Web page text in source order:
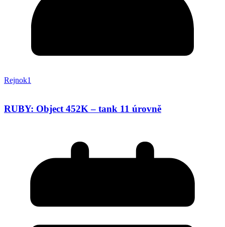
Rejnok1
RUBY: Object 452K – tank 11 úrovně